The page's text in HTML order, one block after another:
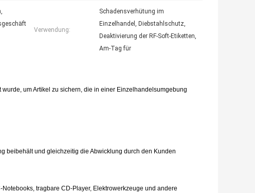
Verwendung:
Schadensverhütung im
Einzelhandel, Diebstahlschutz,
Deaktivierung der RF-Soft-Etiketten,
Am-Tag für
um Artikel zu sichern, die in einer Einzelhandelsumgebung
beibehält und gleichzeitig die Abwicklung durch den Kunden
tragbare CD-Player, Elektrowerkzeuge und andere